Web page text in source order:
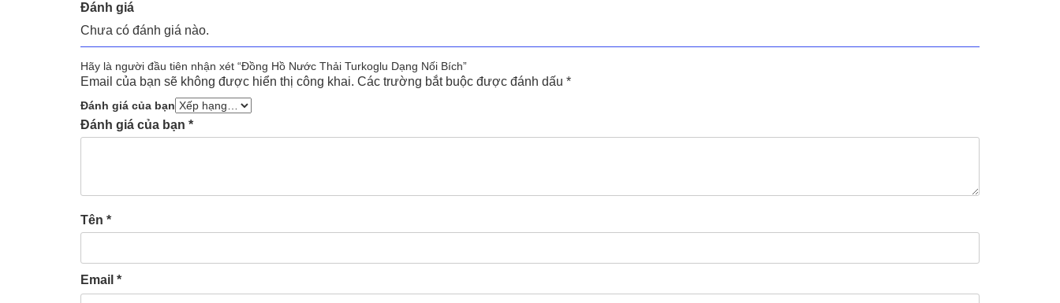
Đánh giá
Chưa có đánh giá nào.
Hãy là người đầu tiên nhận xét “Đồng Hồ Nước Thải Turkoglu Dạng Nối Bích”
Email của bạn sẽ không được hiển thị công khai. Các trường bắt buộc được đánh dấu *
Đánh giá của bạn
Đánh giá của bạn *
Tên *
Email *